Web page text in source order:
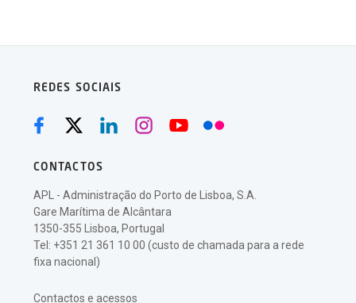
REDES SOCIAIS
CONTACTOS
APL - Administração do Porto de Lisboa, S.A.
Gare Marítima de Alcântara
1350-355 Lisboa, Portugal
Tel: +351 21 361 10 00 (custo de chamada para a rede
fixa nacional)
Contactos e acessos